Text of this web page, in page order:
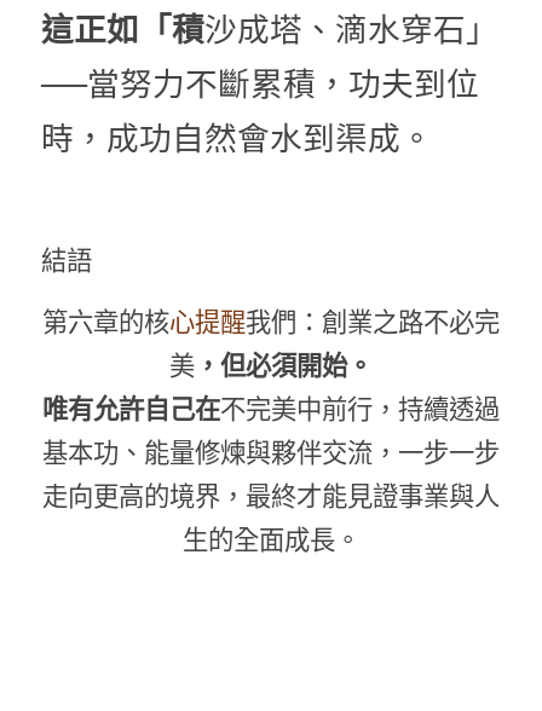
這正如「積沙成塔、滴水穿石」
──當努力不斷累積，功夫到位
時，成功自然會水到渠成。
結語
第六章的核心提醒我們：創業之路不必完
美 ，但必須開始。
唯有允許自己在不完美中前行，持續透過
基本功、能量修煉與夥伴交流，一步一步
走向更高的境界，最終才能見證事業與人
生的全面成長。